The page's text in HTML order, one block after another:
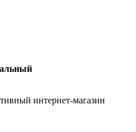
интернет-магазин